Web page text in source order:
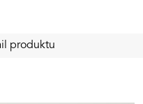
produktu